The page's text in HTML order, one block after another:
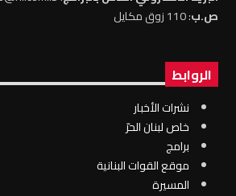
ص.ب: 110 زوق مكايل
الروابط
نشرات الأخبار
خاص لبنان الحرّ
برامج
موقع القوات البنانية
المسيرة